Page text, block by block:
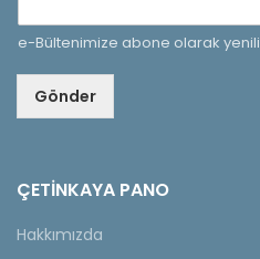
e-Bültenimize abone olarak
Gönder
ÇETINKAYA PANO
Hakkımızda